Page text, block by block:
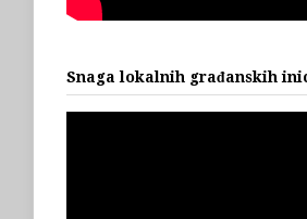
Snaga lokalnih građanskih